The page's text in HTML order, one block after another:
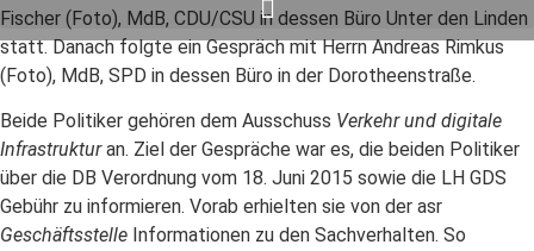
Fischer (Foto), MdB, CDU/CSU in dessen Büro Unter den Linden
statt. Danach folgte ein Gespräch mit Herrn Andreas Rimkus
(Foto), MdB, SPD in dessen Büro in der Dorotheenstraße.
Beide Politiker gehören dem Ausschuss Verkehr und digitale
Infrastrukturan. Ziel der Gespräche war es, die beiden Politiker
über die DB Verordnung vom 18. Juni 2015 sowie die LH GDS
Gebühr zu informieren. Vorab erhielten sie von der asr
Geschäftsstelle Informationen zu den Sachverhalten. So